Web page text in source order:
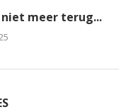
meer terug...